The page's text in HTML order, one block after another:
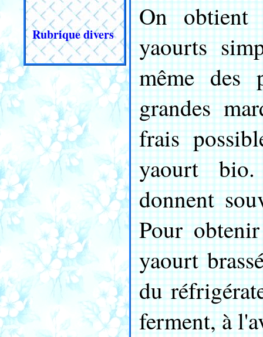
Rubrique divers
On obtient
yaourts
même des
grandes
frais
yaourt
donnent
Pour
yaourt
du
ferment, à